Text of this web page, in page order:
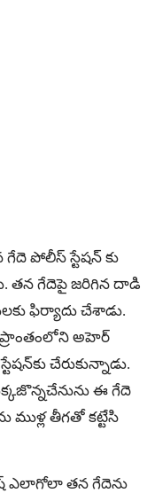
పోలీస్ స్టేషన్ కు
తన గేదెపై జరిగిన దాడి
ఫిర్యాదు చేశాడు.
ప్రాంతంలోని అహెర్
చేరుకున్నాడు.
ఈ గేదె
ముళ్ల తీగతో కట్టేసి
ఎలాగోలా తన గేదెను